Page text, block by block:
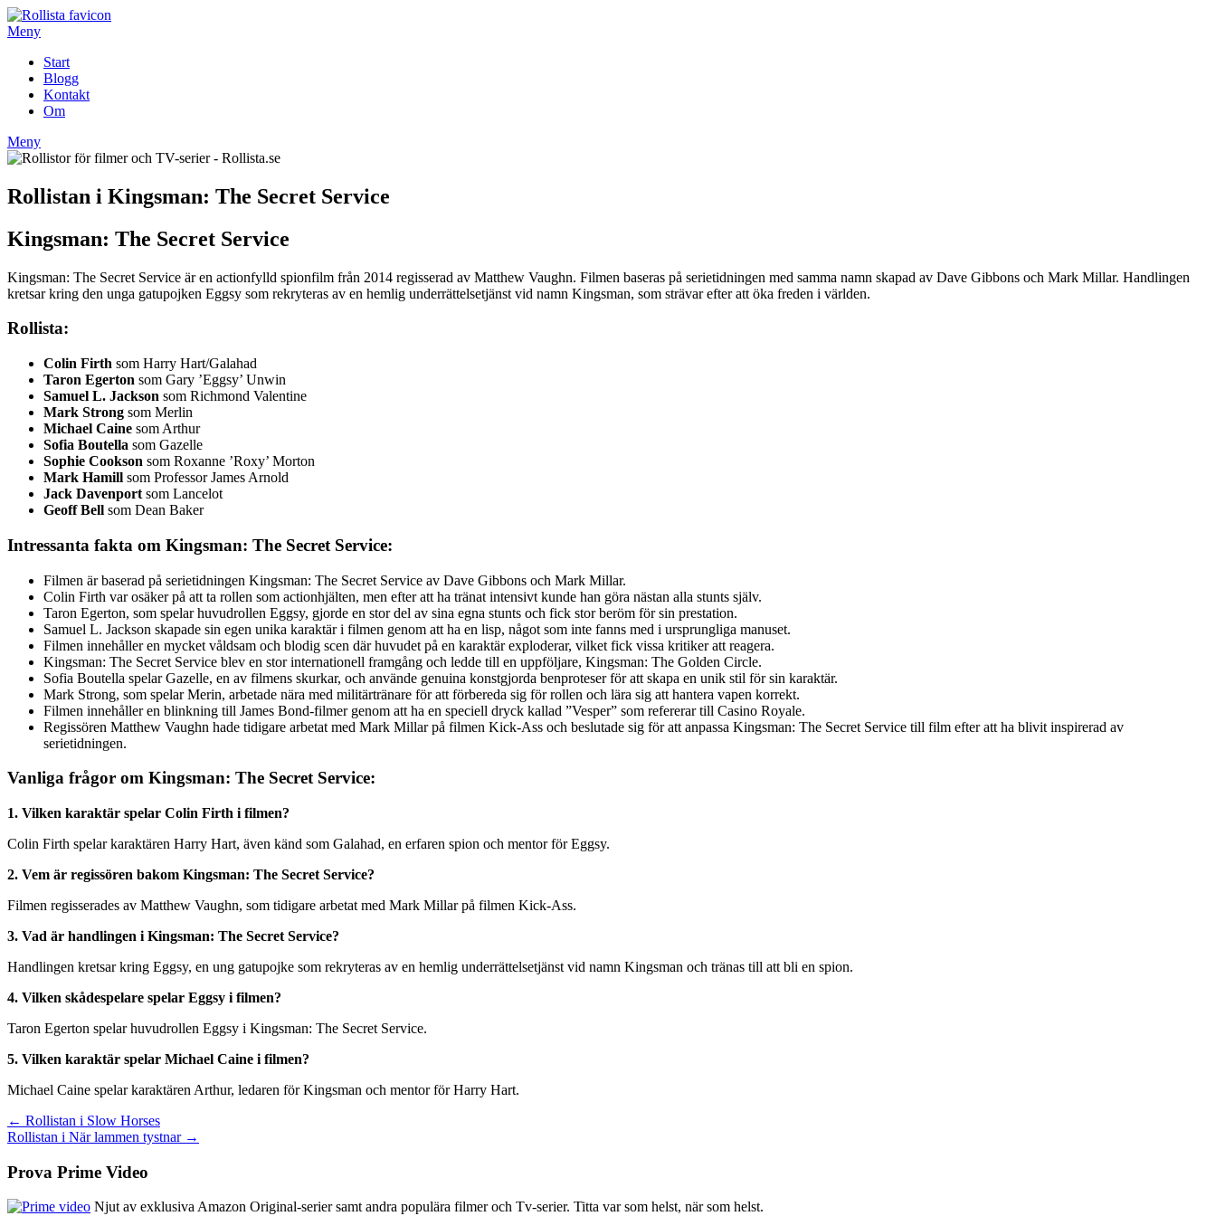
Hoppa
till
Meny
Start
Blogg
Kontakt
Om
Meny
Rollistan i Kingsman: The Secret Service
Kingsman: The Secret Service
Kingsman: The Secret Service är en actionfylld spionfilm från 2014 regisserad av Matthew Vaughn. Filmen baseras på serietidningen med samma namn skapad av Dave Gibbons och Mark Millar. Handlingen
kretsar kring den unga gatupojken Eggsy som rekryteras av en hemlig underrättelsetjänst vid namn Kingsman, som strävar efter att öka freden i världen.
Rollista:
Colin Firth som Harry Hart/Galahad
Taron Egerton som Gary ’Eggsy’ Unwin
Samuel L. Jackson som Richmond Valentine
Mark Strong som Merlin
Michael Caine som Arthur
Sofia Boutella som Gazelle
Sophie Cookson som Roxanne ’Roxy’ Morton
Mark Hamill som Professor James Arnold
Jack Davenport som Lancelot
Geoff Bell som Dean Baker
Intressanta fakta om Kingsman: The Secret Service:
Filmen är baserad på serietidningen Kingsman: The Secret Service av Dave Gibbons och Mark Millar.
Colin Firth var osäker på att ta rollen som actionhjälten, men efter att ha tränat intensivt kunde han göra nästan alla stunts själv.
Taron Egerton, som spelar huvudrollen Eggsy, gjorde en stor del av sina egna stunts och fick stor beröm för sin prestation.
Samuel L. Jackson skapade sin egen unika karaktär i filmen genom att ha en lisp, något som inte fanns med i ursprungliga manuset.
Filmen innehåller en mycket våldsam och blodig scen där huvudet på en karaktär exploderar, vilket fick vissa kritiker att reagera.
Kingsman: The Secret Service blev en stor internationell framgång och ledde till en uppföljare, Kingsman: The Golden Circle.
Sofia Boutella spelar Gazelle, en av filmens skurkar, och använde genuina konstgjorda benproteser för att skapa en unik stil för sin karaktär.
Mark Strong, som spelar Merin, arbetade nära med militärtränare för att förbereda sig för rollen och lära sig att hantera vapen korrekt.
Filmen innehåller en blinkning till James Bond-filmer genom att ha en speciell dryck kallad ”Vesper” som refererar till Casino Royale.
Regissören Matthew Vaughn hade tidigare arbetat med Mark Millar på filmen Kick-Ass och beslutade sig för att anpassa Kingsman: The Secret Service till film efter att ha blivit inspirerad av
serietidningen.
Vanliga frågor om Kingsman: The Secret Service:
1. Vilken karaktär spelar Colin Firth i filmen?
Colin Firth spelar karaktären Harry Hart, även känd som Galahad, en erfaren spion och mentor för Eggsy.
2. Vem är regissören bakom Kingsman: The Secret Service?
Filmen regisserades av Matthew Vaughn, som tidigare arbetat med Mark Millar på filmen Kick-Ass.
3. Vad är handlingen i Kingsman: The Secret Service?
Handlingen kretsar kring Eggsy, en ung gatupojke som rekryteras av en hemlig underrättelsetjänst vid namn Kingsman och tränas till att bli en spion.
4. Vilken skådespelare spelar Eggsy i filmen?
Taron Egerton spelar huvudrollen Eggsy i Kingsman: The Secret Service.
5. Vilken karaktär spelar Michael Caine i filmen?
Michael Caine spelar karaktären Arthur, ledaren för Kingsman och mentor för Harry Hart.
Inläggsnavigering
← Rollistan i Slow Horses
Rollistan i När lammen tystnar →
Prova Prime Video
Njut av exklusiva Amazon Original-serier samt andra populära filmer och Tv-serier. Titta var som helst, när som helst.